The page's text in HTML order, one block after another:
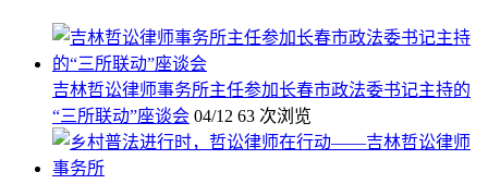
吉林哲讼律师事务所主任参加长春市政法委书记主持的
“三所联动”座谈会 04/12 63 次浏览